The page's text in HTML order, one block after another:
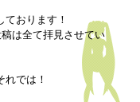
おります！
は全て拝見させてい
では！